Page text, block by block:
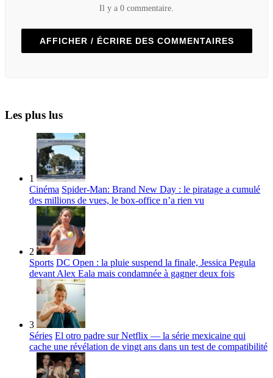
Il y a 0 commentaire.
AFFICHER / ÉCRIRE DES COMMENTAIRES
Les plus lus
1
Cinéma Spider-Man: Brand New Day : le piratage a cumulé
des millions de vues, le box-office n’a rien vu
2
Sports DC Open : la pluie suspend la finale, Jessica Pegula
devant Alex Eala mais condamnée à gagner deux fois
3
Séries El otro padre sur Netflix — la série mexicaine qui
cache une révélation de vingt ans dans un test de compatibilité